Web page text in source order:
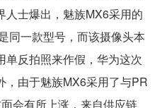
人士爆出，魅族MX6采用的
同一款型号，而该摄像头本
单反拍照来作假，华为这次
，由于魅族MX6采用了与PR
会有所上涨，来自供应链